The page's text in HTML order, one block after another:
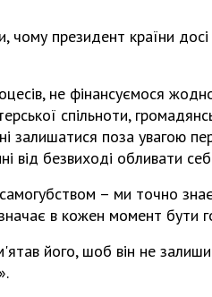
президент країни
не фінансуємося
спільноти,
залишатися поза увагою
від безвиході обливати
– ми точно
в кожен момент бути
його, шоб він не